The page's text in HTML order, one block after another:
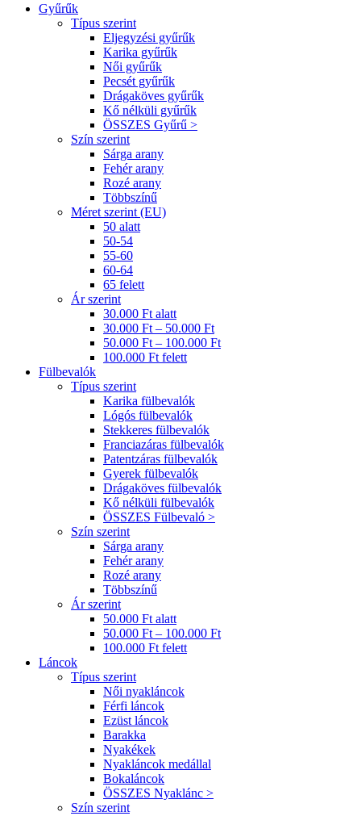
Gyűrűk
Típus szerint
Eljegyzési gyűrűk
Karika gyűrűk
Női gyűrűk
Pecsét gyűrűk
Drágaköves gyűrűk
Kő nélküli gyűrűk
ÖSSZES Gyűrű >
Szín szerint
Sárga arany
Fehér arany
Rozé arany
Többszínű
Méret szerint (EU)
50 alatt
50-54
55-60
60-64
65 felett
Ár szerint
30.000 Ft alatt
30.000 Ft – 50.000 Ft
50.000 Ft – 100.000 Ft
100.000 Ft felett
Fülbevalók
Típus szerint
Karika fülbevalók
Lógós fülbevalók
Stekkeres fülbevalók
Franciazáras fülbevalók
Patentzáras fülbevalók
Gyerek fülbevalók
Drágaköves fülbevalók
Kő nélküli fülbevalók
ÖSSZES Fülbevaló >
Szín szerint
Sárga arany
Fehér arany
Rozé arany
Többszínű
Ár szerint
50.000 Ft alatt
50.000 Ft – 100.000 Ft
100.000 Ft felett
Láncok
Típus szerint
Női nyakláncok
Férfi láncok
Ezüst láncok
Barakka
Nyakékek
Nyakláncok medállal
Bokaláncok
ÖSSZES Nyaklánc >
Szín szerint